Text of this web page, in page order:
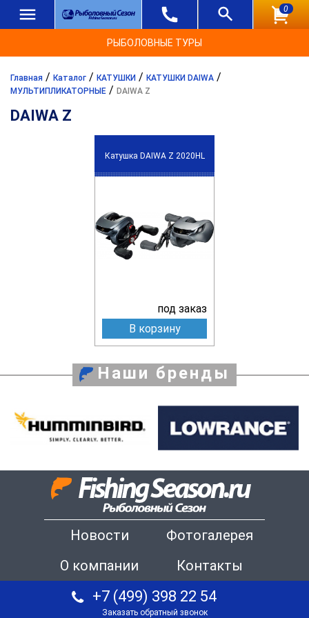
0
РЫБОЛОВНЫЕ ТУРЫ
Главная / Каталог / КАТУШКИ / КАТУШКИ DAIWA /
МУЛЬТИПЛИКАТОРНЫЕ / DAIWA Z
DAIWA Z
Катушка DAIWA Z 2020HL
под заказ
В корзину
Наши бренды
Новости
Фотогалерея
О компании
Контакты
+7 (499) 398 22 54
Заказать обратный звонок